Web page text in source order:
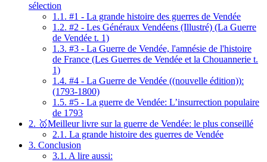
sélection
1.1. #1 - La grande histoire des guerres de Vendée
1.2. #2 - Les Généraux Vendéens (Illustré) (La Guerre
de Vendée t. 1)
1.3. #3 - La Guerre de Vendée, l'amnésie de l'histoire
de France (Les Guerres de Vendée et la Chouannerie t.
1)
1.4. #4 - La Guerre de Vendée ((nouvelle édition)):
(1793-1800)
1.5. #5 - La guerre de Vendée: L’insurrection populaire
de 1793
2. 🥇Meilleur livre sur la guerre de Vendée: le plus conseillé
2.1. La grande histoire des guerres de Vendée
3. Conclusion
3.1. A lire aussi: